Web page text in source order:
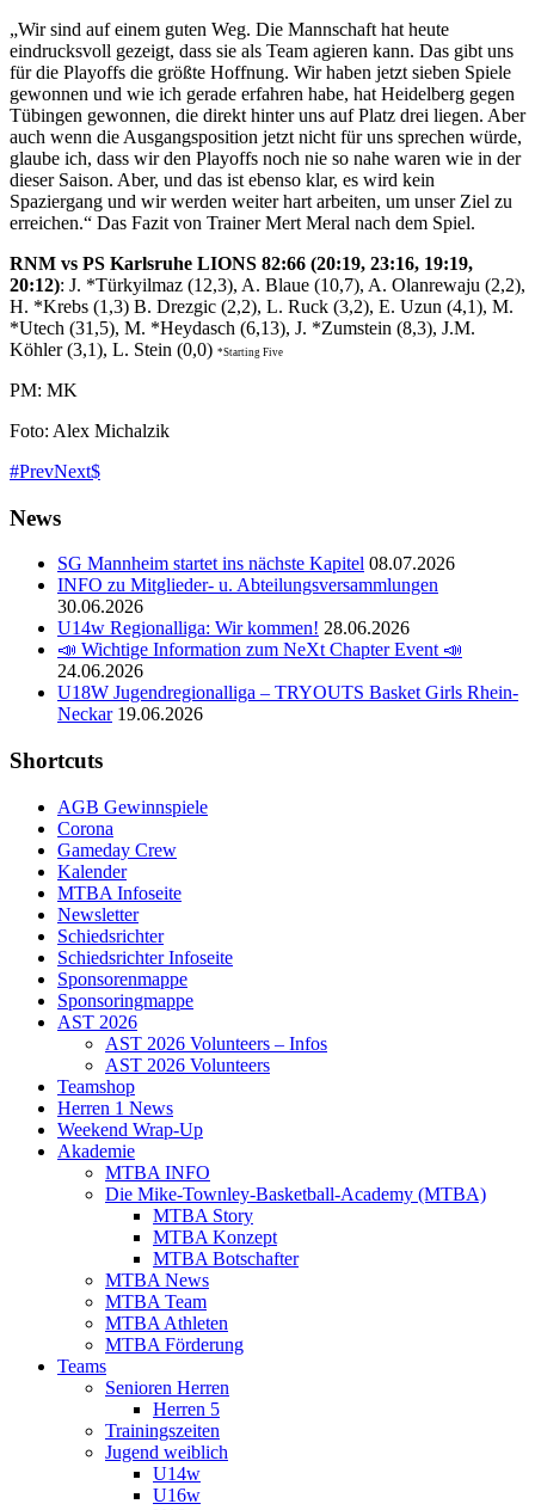
„Wir sind auf einem guten Weg. Die Mannschaft hat heute
eindrucksvoll gezeigt, dass sie als Team agieren kann. Das gibt uns
für die Playoffs die größte Hoffnung. Wir haben jetzt sieben Spiele
gewonnen und wie ich gerade erfahren habe, hat Heidelberg gegen
Tübingen gewonnen, die direkt hinter uns auf Platz drei liegen. Aber
auch wenn die Ausgangsposition jetzt nicht für uns sprechen würde,
glaube ich, dass wir den Playoffs noch nie so nahe waren wie in der
dieser Saison. Aber, und das ist ebenso klar, es wird kein
Spaziergang und wir werden weiter hart arbeiten, um unser Ziel zu
erreichen.“ Das Fazit von Trainer Mert Meral nach dem Spiel.
RNM vs PS Karlsruhe LIONS 82:66 (20:19, 23:16, 19:19,
20:12): J. *Türkyilmaz (12,3), A. Blaue (10,7), A. Olanrewaju (2,2),
H. *Krebs (1,3) B. Drezgic (2,2), L. Ruck (3,2), E. Uzun (4,1), M.
*Utech (31,5), M. *Heydasch (6,13), J. *Zumstein (8,3), J.M.
Köhler (3,1), L. Stein (0,0) *Starting Five
PM: MK
Foto: Alex Michalzik
PrevNext
News
SG Mannheim startet ins nächste Kapitel 08.07.2026
INFO zu Mitglieder- u. Abteilungsversammlungen
30.06.2026
U14w Regionalliga: Wir kommen! 28.06.2026
📣 Wichtige Information zum NeXt Chapter Event 📣
24.06.2026
U18W Jugendregionalliga – TRYOUTS Basket Girls Rhein-
Neckar 19.06.2026
Shortcuts
AGB Gewinnspiele
Corona
Gameday Crew
Kalender
MTBA Infoseite
Newsletter
Schiedsrichter
Schiedsrichter Infoseite
Sponsorenmappe
Sponsoringmappe
AST 2026
AST 2026 Volunteers – Infos
AST 2026 Volunteers
Teamshop
Herren 1 News
Weekend Wrap-Up
Akademie
MTBA INFO
Die Mike-Townley-Basketball-Academy (MTBA)
MTBA Story
MTBA Konzept
MTBA Botschafter
MTBA News
MTBA Team
MTBA Athleten
MTBA Förderung
Teams
Senioren Herren
Herren 5
Trainingszeiten
Jugend weiblich
U14w
U16w